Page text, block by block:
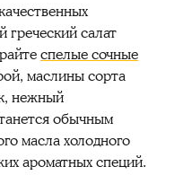
салат
спелые сочные
маслины сорта
нежный
обычным
масла холодного
ароматных специй.